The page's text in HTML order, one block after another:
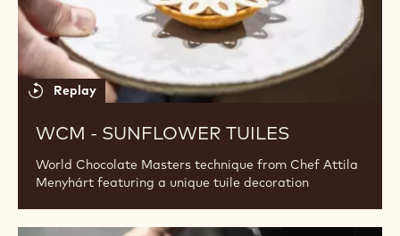
Replay
WCM - SUNFLOWER TUILES
World Chocolate Masters technique from Chef Attila
Menyhárt featuring a unique tuile decoration